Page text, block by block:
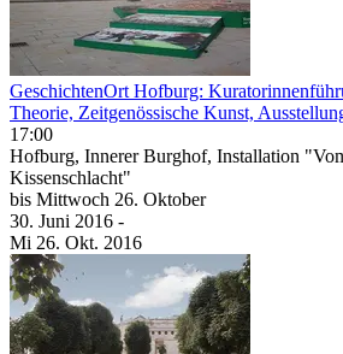
GeschichtenOrt Hofburg:
Theorie, Zeitgenössische Kunst,
17:00
Hofburg, Innerer Burghof, Installation
Kissenschlacht"
bis Mittwoch 26. Oktober
30. Juni 2016 -
Mi 26. Okt. 2016